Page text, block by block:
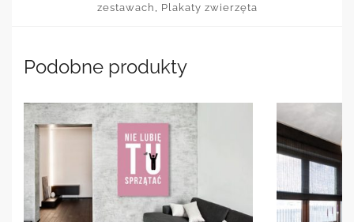
zestawach
Plakaty zwierzęta
Podobne produkty